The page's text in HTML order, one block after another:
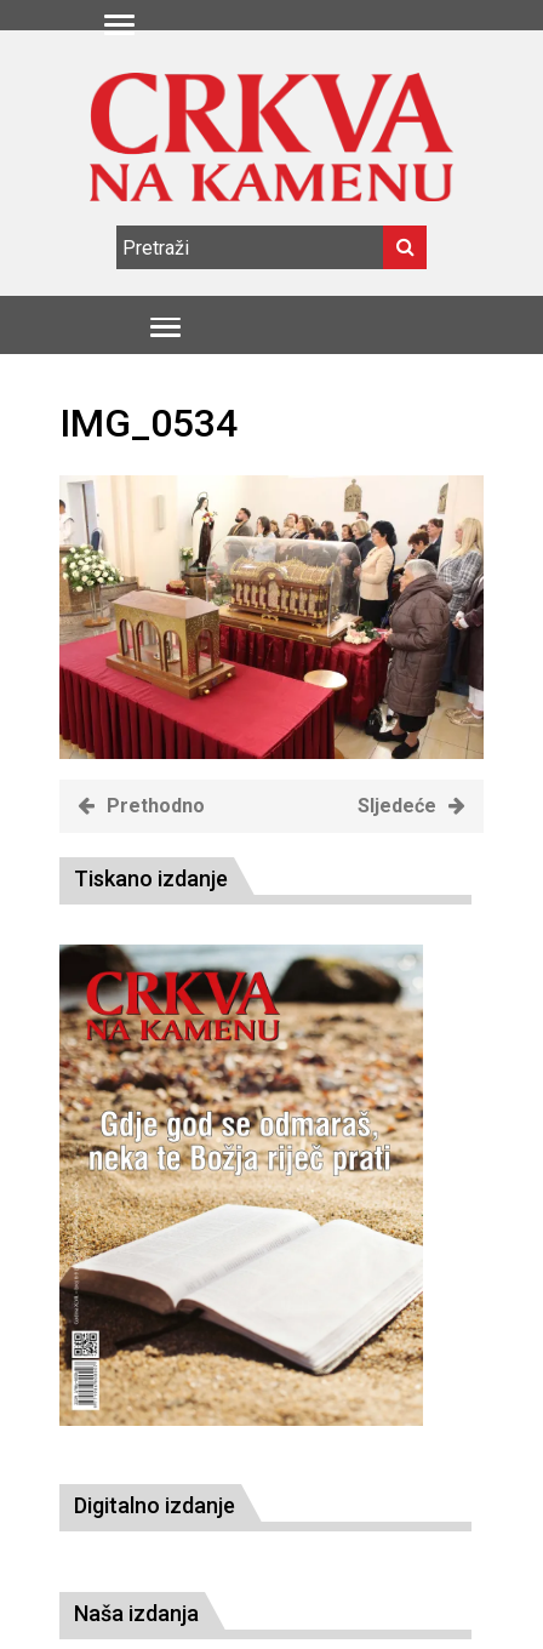
IMG_0534
Prethodno Sljedeće
Tiskano izdanje
Digitalno izdanje
Naša izdanja